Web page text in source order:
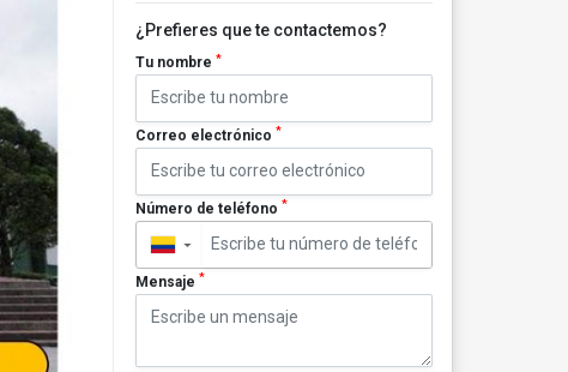
¿Prefieres que te contactemos?
Tu nombre *
Correo electrónico *
Número de teléfono *
▼
Mensaje *